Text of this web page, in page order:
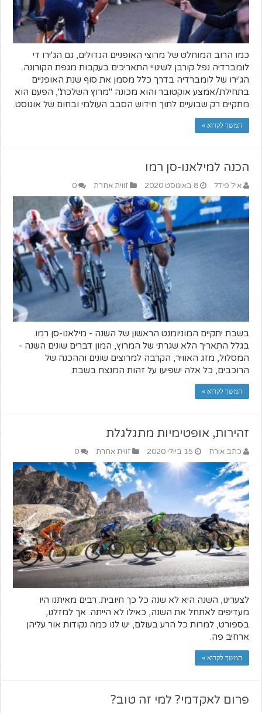
כמו הרוב המוחלט של מרוצי האופניים הגדולים, גם הג'ירו די
לומברדיה נפל קורבן לשינויי התאריכים בעקבות מגפת הקורונה.
הג'ירו של לומברדיה בדרך כלל מסמן את סוף שנת האופניים
בתחילת/אמצע אוקטובר והוא מכונה "מרוץ השלכת", הפעם הוא
מתקיים רק שבועיים לתוך חידוש הסבב העולמי ובחום של אוגוסט.
המשך לקרוא »
הכנה למילאנו-סן רמו
איל פידל 8 באוגוסט 2020 זווית אחרת 0
בשבת יתקיים המוניומנט הראשון של השנה - מילאנו-סן רמו.
בגלל התאריך הלא שגרתי של המרוץ, המון דברים שונים השנה -
המסלול, מזג האוויר, הקרבה למרוצים שונים וההכנה של
הרוכבים, כל אלה ישפיעו על זהות המנצח בשבת.
המשך לקרוא »
זהירות, אופטימיות מתגלגלת
כתב אורח 15 ביולי 2020 זווית אחרת 0
לצערינו, השנה היא לא שנה כל כך חיובית. רבים מאיתנו היו
מעדיפים לאתחל את השנה, כאילו לא הייתה. אך למזלנו,
בספורט, למרות כל הרע בעולם, יש לנו כמה נקודות אור עליהן
ארחיב פה.
המשך לקרוא »
פרום לאקדמי? למי זה טוב?